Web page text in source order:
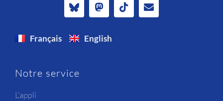
Français English
Notre service
L'appli